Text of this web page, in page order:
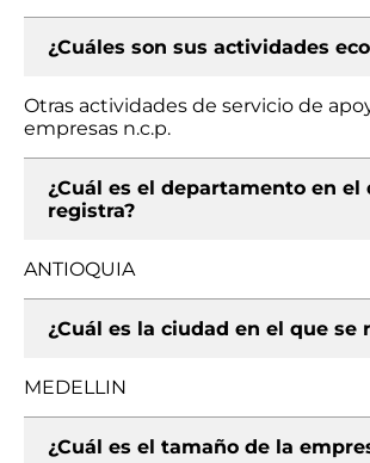
¿Cuáles son sus actividades
Otras actividades de servicio de
empresas n.c.p.
¿Cuál es el departamento en el
registra?
ANTIOQUIA
¿Cuál es la ciudad en el que se
MEDELLIN
¿Cuál es el tamaño de la